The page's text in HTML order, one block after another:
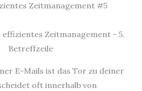
Zeitmanagement #5
E-Mails ist das Tor zu deiner
oft innerhalb von